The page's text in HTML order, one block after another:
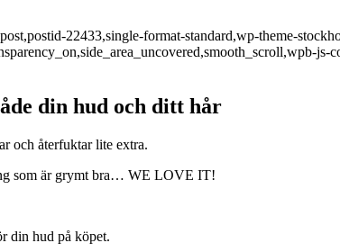
22433,single-format-standard,wp-theme-
js-
din hud och ditt hår
och återfuktar lite extra.
som är grymt bra… WE LOVE IT!
din hud på köpet.